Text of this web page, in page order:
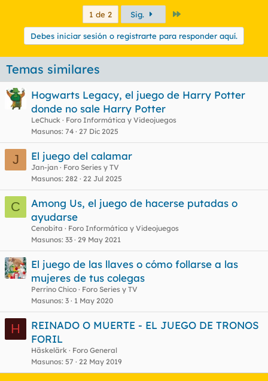
1 de 2 Sig.
Debes iniciar sesión o registrarte para responder aquí.
Temas similares
Hogwarts Legacy, el juego de Harry Potter
donde no sale Harry Potter
LeChuck
Foro Informática y Videojuegos
Masunos 74 27 Dic 2025
J El juego del calamar
Jan-jan
Foro Series y TV
Masunos 282 22 Jul 2025
C
Among Us, el juego de hacerse putadas o
ayudarse
Cenobita
Foro Informática y Videojuegos
Masunos 33 29 May 2021
El juego de las llaves o cómo follarse a las
mujeres de tus colegas
Perrino Chico
Foro Series y TV
Masunos 3 1 May 2020
H
REINADO O MUERTE - EL JUEGO DE TRONOS
FORIL
Häskelärk
Foro General
Masunos 57 22 May 2019